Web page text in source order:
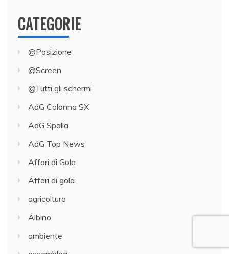
CATEGORIE
@Posizione
@Screen
@Tutti gli schermi
AdG Colonna SX
AdG Spalla
AdG Top News
Affari di Gola
Affari di gola
agricoltura
Albino
ambiente